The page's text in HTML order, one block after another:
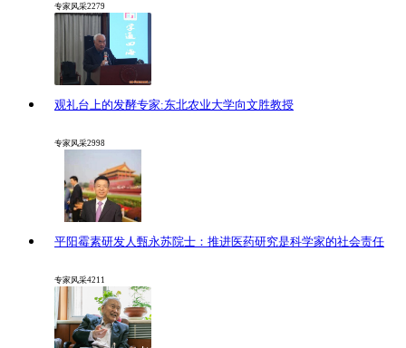
专家风采2279
观礼台上的发酵专家:东北农业大学向文胜教授
专家风采2998
平阳霉素研发人甄永苏院士：推进医药研究是科学家的社会责任
专家风采4211